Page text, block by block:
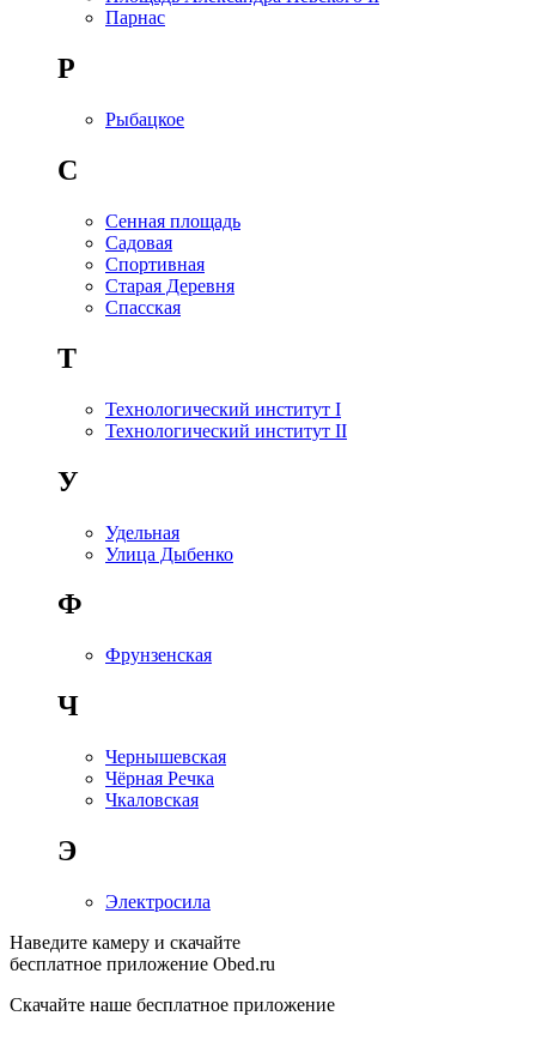
Парнас
Р
Рыбацкое
С
Сенная площадь
Садовая
Спортивная
Старая Деревня
Спасская
Т
Технологический институт I
Технологический институт II
У
Удельная
Улица Дыбенко
Ф
Фрунзенская
Ч
Чернышевская
Чёрная Речка
Чкаловская
Э
Электросила
Наведите камеру и скачайте
бесплатное приложение Obed.ru
Скачайте наше бесплатное приложение